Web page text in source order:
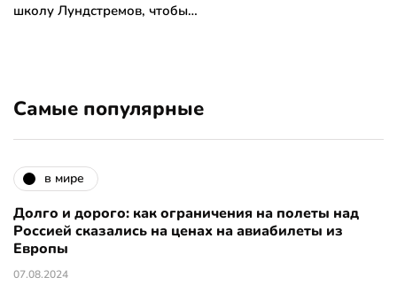
школу Лундстремов, чтобы…
Самые популярные
в мире
Долго и дорого: как ограничения на полеты над
Россией сказались на ценах на авиабилеты из
Европы
07.08.2024